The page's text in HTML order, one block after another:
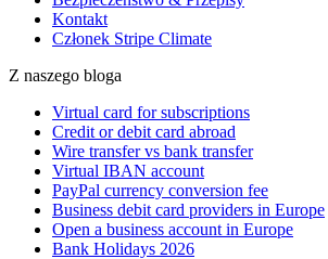
Kontakt
Członek Stripe Climate
Z naszego bloga
Virtual card for subscriptions
Credit or debit card abroad
Wire transfer vs bank transfer
Virtual IBAN account
PayPal currency conversion fee
Business debit card providers in Europe
Open a business account in Europe
Bank Holidays 2026